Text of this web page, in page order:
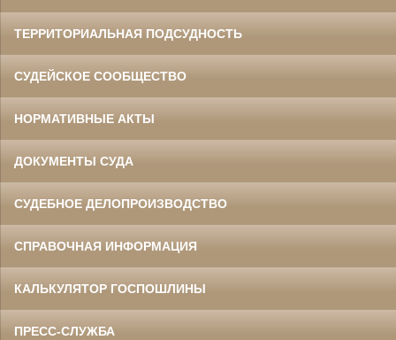
ТЕРРИТОРИАЛЬНАЯ ПОДСУДНОСТЬ
СУДЕЙСКОЕ СООБЩЕСТВО
НОРМАТИВНЫЕ АКТЫ
ДОКУМЕНТЫ СУДА
СУДЕБНОЕ ДЕЛОПРОИЗВОДСТВО
СПРАВОЧНАЯ ИНФОРМАЦИЯ
КАЛЬКУЛЯТОР ГОСПОШЛИНЫ
ПРЕСС-СЛУЖБА